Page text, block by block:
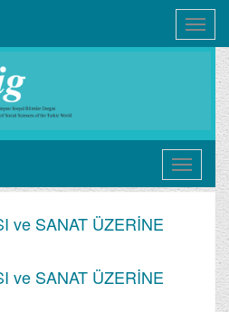
Toggle
ve SANAT ÜZERİNE
ve SANAT ÜZERİNE